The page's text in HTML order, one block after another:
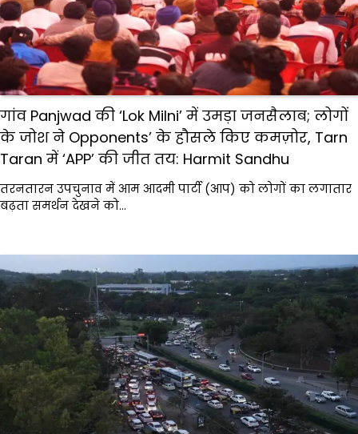
गांव Panjwad की ‘Lok Milni’ में उमड़ा जनसैलाब; लोगों
के जोश ने Opponents’ के हौसले किए कमज़ोर, Tarn
Taran में ‘APP’ की जीत तय: Harmit Sandhu
तरनतारन उपचुनाव में आम आदमी पार्टी (आप) को लोगों का लगातार
बढ़ता समर्थन देखने को…